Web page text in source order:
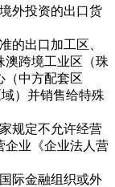
外投资的出口货
出口加工区、
澳跨境工业区（珠
（中方配套区
）并销售给特殊
规定不允许经营
企业《企业法人营
际金融组织或外